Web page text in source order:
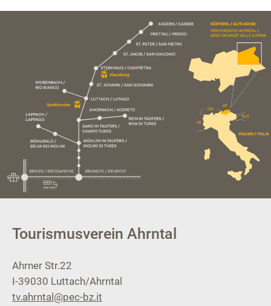
Tourismusverein Ahrntal
Ahrner Str.22
I-39030 Luttach/Ahrntal
tv.ahrntal@pec-bz.it